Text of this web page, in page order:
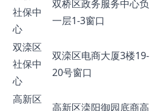
社保中
心
双桥区政务服务中心负
一层1-3窗口
双滦区
社保中
心
双滦区电商大厦3楼19-
20号窗口
高新区
高新区滦阳御园底商高